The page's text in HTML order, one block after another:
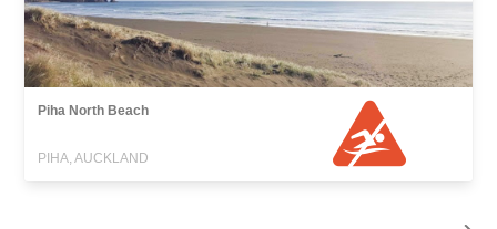
Piha North Beach
PIHA, AUCKLAND